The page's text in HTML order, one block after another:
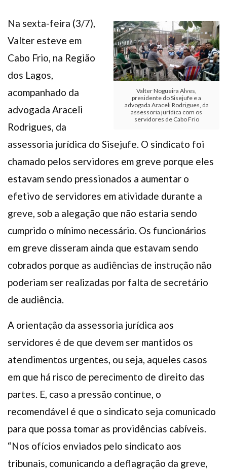
Valter Nogueira Alves,
presidente do Sisejufe e a
advogada Araceli Rodrigues, da
assessoria jurídica com os
servidores de Cabo Frio
Na sexta-feira (3/7),
Valter esteve em
Cabo Frio, na Região
dos Lagos,
acompanhado da
advogada Araceli
Rodrigues, da
assessoria jurídica do Sisejufe. O sindicato foi
chamado pelos servidores em greve porque eles
estavam sendo pressionados a aumentar o
efetivo de servidores em atividade durante a
greve, sob a alegação que não estaria sendo
cumprido o mínimo necessário. Os funcionários
em greve disseram ainda que estavam sendo
cobrados porque as audiências de instrução não
poderiam ser realizadas por falta de secretário
de audiência.
A orientação da assessoria jurídica aos
servidores é de que devem ser mantidos os
atendimentos urgentes, ou seja, aqueles casos
em que há risco de perecimento de direito das
partes. E, caso a pressão continue, o
recomendável é que o sindicato seja comunicado
para que possa tomar as providências cabíveis.
“Nos ofícios enviados pelo sindicato aos
tribunais, comunicando a deflagração da greve,